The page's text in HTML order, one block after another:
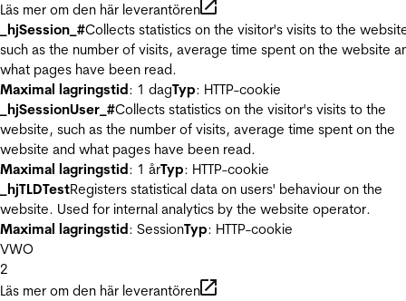
Läs mer om den här leverantören
_hjSession_#Collects statistics on the visitor's visits to the
such as the number of visits, average time spent on the website
what pages have been read.
Maximal lagringstid: 1 dagTyp: HTTP-cookie
_hjSessionUser_#Collects statistics on the visitor's visits to the
website, such as the number of visits, average time spent on the
website and what pages have been read.
Maximal lagringstid: 1 årTyp: HTTP-cookie
_hjTLDTestRegisters statistical data on users' behaviour on the
website. Used for internal analytics by the website operator.
Maximal lagringstid: SessionTyp: HTTP-cookie
VWO
2
Läs mer om den här leverantören